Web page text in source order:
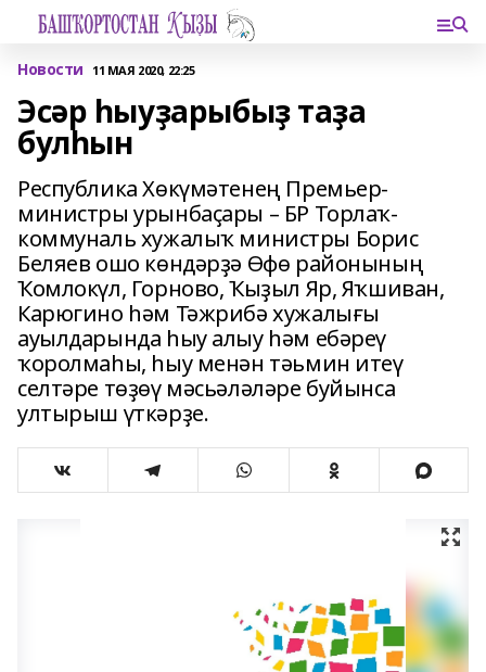
Новости 11 МАЯ 2020, 22:25
Эсәр һыуҙарыбыҙ таҙа
булһын
Республика Хөкүмәтенең Премьер-
министры урынбаҫары – БР Торлаҡ-
коммуналь хужалыҡ министры Борис
Беляев ошо көндәрҙә Өфө районының
Ҡомлокүл, Горново, Ҡыҙыл Яр, Яҡшиван,
Карюгино һәм Тәжрибә хужалығы
ауылдарында һыу алыу һәм ебәреү
ҡоролмаһы, һыу менән тәьмин итеү
селтәре төҙөү мәсьәләләре буйынса
ултырыш үткәрҙе.